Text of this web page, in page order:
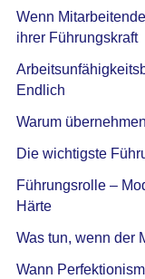
Wenn
ihrer Führungskraft
Endlich
Warum
Die wichtigste
Führungsrolle –
Härte
Was tun, wenn der
Wann